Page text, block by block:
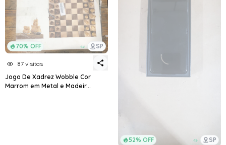
70% OFF SP
87 visitas
Jogo De Xadrez Wobble Cor
Marrom em Metal e Madeir...
52% OFF SP